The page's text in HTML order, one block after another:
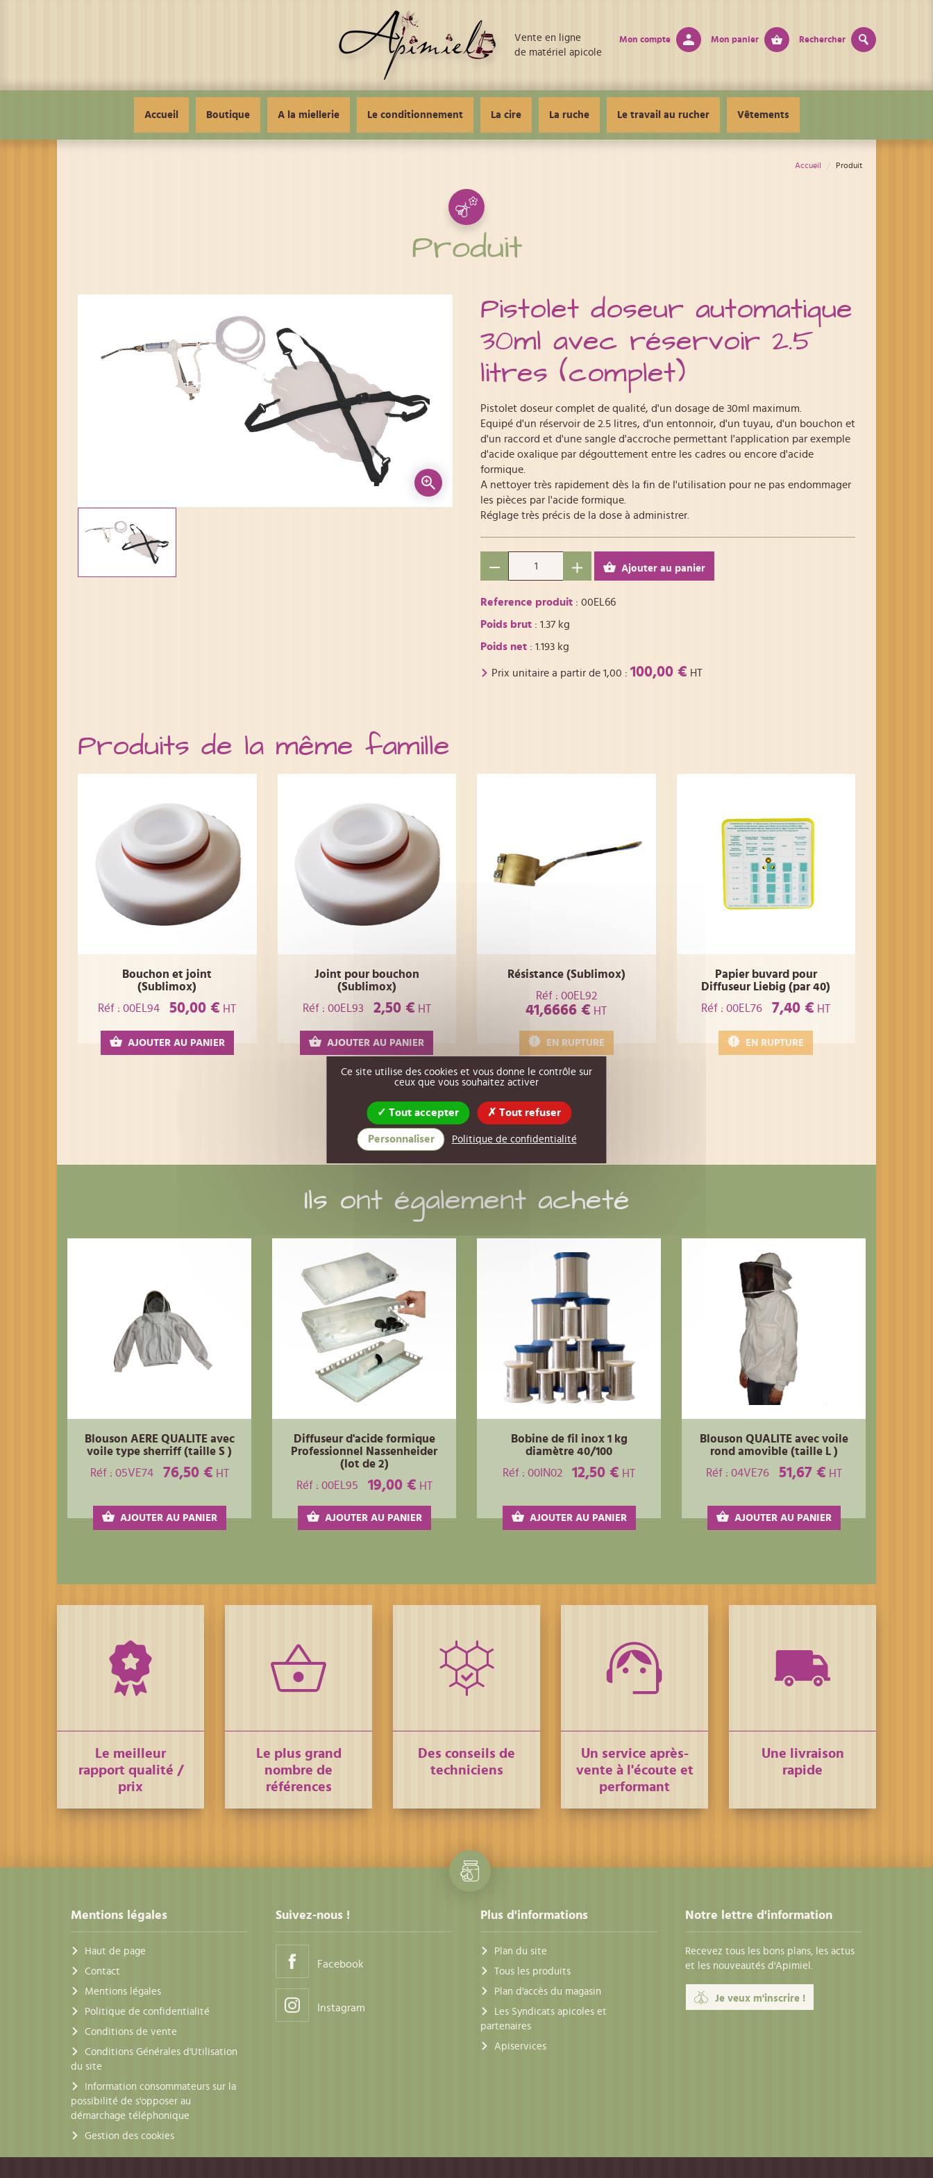
Accueil Produit
Produit
Pistolet doseur automatique
30ml avec réservoir 2.5
litres (complet)
Pistolet doseur complet de qualité, d'un dosage de 30ml maximum.
Equipé d'un réservoir de 2.5 litres, d'un entonnoir, d'un tuyau, d'un bouchon et
d'un raccord et d'une sangle d'accroche permettant l'application par exemple
d'acide oxalique par dégouttement entre les cadres ou encore d'acide
formique.
A nettoyer très rapidement dès la fin de l'utilisation pour ne pas endommager
les pièces par l'acide formique.
Réglage très précis de la dose à administrer.
Ajouter au panier
Reference produit : 00EL66
Poids brut : 1.37 kg
Poids net : 1.193 kg
Prix unitaire a partir de 1,00 : 100,00 € HT
Produits de la même famille
Bouchon et joint
(Sublimox)
Réf : 00EL94
50,00 € HT
AJOUTER AU PANIER
Joint pour bouchon
(Sublimox)
Réf : 00EL93
2,50 € HT
AJOUTER AU PANIER
Résistance (Sublimox)
Réf : 00EL92
41,6666 € HT
EN RUPTURE
Papier buvard pour
Diffuseur Liebig (par 40)
Réf : 00EL76
7,40 € HT
EN RUPTURE
Ils ont également acheté
Blouson AERE QUALITE avec
voile type sherriff (taille S )
Réf : 05VE74
76,50 € HT
AJOUTER AU PANIER
Diffuseur d'acide formique
Professionnel Nassenheider
(lot de 2)
Réf : 00EL95
19,00 € HT
AJOUTER AU PANIER
Bobine de fil inox 1 kg
diamètre 40/100
Réf : 00IN02
12,50 € HT
AJOUTER AU PANIER
Blouson QUALITE avec voile
rond amovible (taille L )
Réf : 04VE76
51,67 € HT
AJOUTER AU PANIER
Vente en ligne
de matériel apicole
Mon compte Mon panier Rechercher
Le meilleur
rapport qualité /
prix
Le plus grand
nombre de
références
Des conseils de
techniciens
Un service après-
vente à l'écoute et
performant
Une livraison
rapide
Mentions légales
Haut de page
Contact
Mentions légales
Politique de confidentialité
Conditions de vente
Conditions Générales d'Utilisation
du site
Information consommateurs sur la
possibilité de s'opposer au
démarchage téléphonique
Gestion des cookies
Suivez-nous !
Facebook
Instagram
Plus d'informations
Plan du site
Tous les produits
Plan d'accès du magasin
Les Syndicats apicoles et
partenaires
Apiservices
Notre lettre d'information
Recevez tous les bons plans, les actus
et les nouveautés d'Apimiel.
Je veux m'inscrire !
Accueil Boutique A la miellerie Le conditionnement La cire La ruche Le travail au rucher Vêtements
Ce site utilise des cookies et vous donne le contrôle sur
ceux que vous souhaitez activer
Tout accepter Tout refuser
Personnaliser Politique de confidentialité